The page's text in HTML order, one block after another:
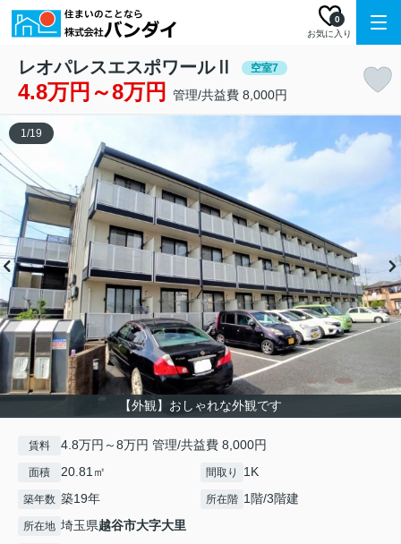
お気に入り
0
レオパレスエスポワールⅡ 空室7
4.8万円～8万円 管理/共益費 8,000円
【外観】おしゃれな外観です
1/19
賃料 4.8万円～8万円 管理/共益費 8,000円
面積 20.81㎡ 間取り 1K
築年数 築19年 所在階 1階/3階建
所在地 埼玉県越谷市大字大里